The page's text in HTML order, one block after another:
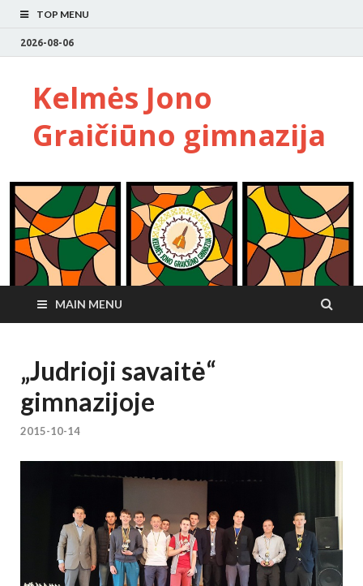
TOP MENU
2026-08-06
Kelmės Jono
Graičiūno gimnazija
MAIN MENU
„Judrioji savaitė“
gimnazijoje
2015-10-14